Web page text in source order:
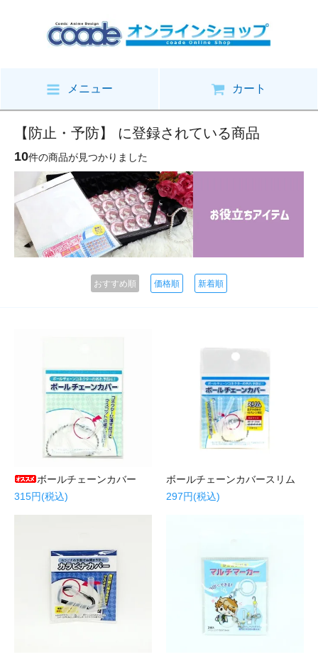
メニュー カート
【防止・予防】 に登録されている商品
10件の商品が見つかりました
おすすめ順 価格順 新着順
ボールチェーンカバー
315円(税込)
ボールチェーンカバースリム
297円(税込)